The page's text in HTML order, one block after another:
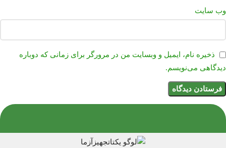
وب‌ سایت
ذخیره نام، ایمیل و وبسایت من در مرورگر برای زمانی که دوباره
دیدگاهی می‌نویسم.